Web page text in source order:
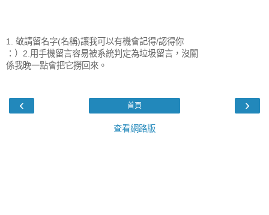
1. 敬請留名字(名稱)讓我可以有機會記得/認得你
：）2.用手機留言容易被系統判定為垃圾留言，沒關
係我晚一點會把它撈回來。
‹ ›
首頁
查看網路版